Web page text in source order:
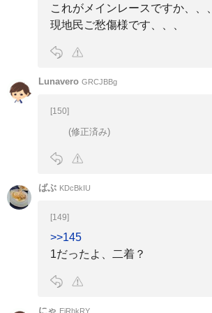
これがメインレースですか、、、
現地民ご愁傷様です、、、
Lunavero GRCJBBg
[150]
(修正済み)
ばぶ KDcBkIU
[149]
>>145
1だったよ、二着？
にゃ EiRhkRY